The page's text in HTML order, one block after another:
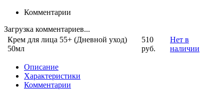
Комментарии
Загрузка комментариев...
Крем для лица 55+ (Дневной уход)
50мл
510
руб.
Нет в
наличии
Описание
Характеристики
Комментарии